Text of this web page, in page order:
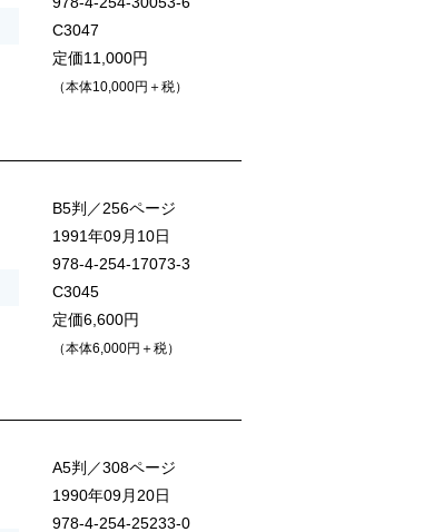
C3047
定価11,000円
（本体10,000円＋税）
B5判／256ページ
1991年09月10日
978-4-254-17073-3
C3045
定価6,600円
（本体6,000円＋税）
A5判／308ページ
1990年09月20日
978-4-254-25233-0